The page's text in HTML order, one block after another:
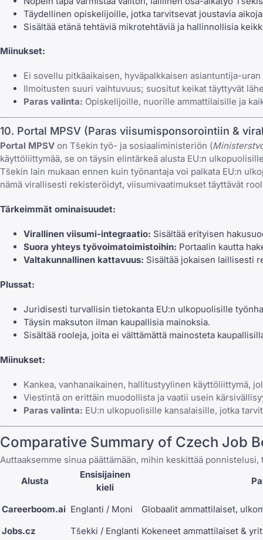
Täydellinen opiskelijoille, jotka tarvitsevat joustavia
Sisältää etänä tehtäviä mikrotehtäviä ja hallinnollisia
Miinukset:
Ei sovellu pitkäaikaisen, hyväpalkkaisen asiantuntija-
Ilmoitusten suuri vaihtuvuus; suositut keikat täyttyvät
Paras valinta: Opiskelijoille, nuorille ammattilaisille ja
10. Portal MPSV (Paras viisumisponsorointiin &
Portal MPSV on Tšekin työ- ja sosiaaliministeriön (
käyttöliittymää, se on täysin elintärkeä alusta EU:n
Tšekin lain mukaan ennen kuin työnantaja voi palkata EU:n
nämä virallisesti rekisteröidyt, viisumivaatimukset täyttävät
Tärkeimmät ominaisuudet:
Virallinen viisumi-integraatio: Sisältää erityisen
Suora yhteys työvoimatoimistoihin: Portaalin kautta
Valtakunnallinen kattavuus: Sisältää jokaisen laillisesti
Plussat:
Juridisesti turvallisin tietokanta EU:n ulkopuolisille
Täysin maksuton ilman kaupallisia mainoksia.
Sisältää rooleja, joita ei välttämättä mainosteta
Miinukset:
Kankea, vanhanaikainen, hallitustyylinen käyttöliittymä,
Viestintä on erittäin muodollista ja vaatii usein
Paras valinta: EU:n ulkopuolisille kansalaisille, jotka
Comparative Summary of Czech Job
Auttaaksemme sinua päättämään, mihin keskittää
Alusta
Ensisijainen
kieli
Careerboom.ai Englanti / Moni
Globaalit ammattilaiset,
Jobs.cz
Tšekki / Englanti Kokeneet ammattilaiset &